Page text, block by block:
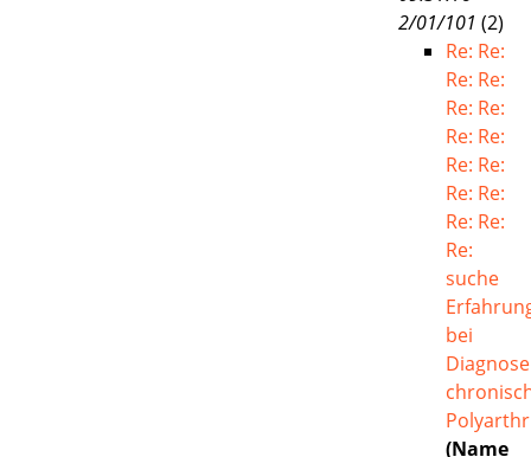
2/01/101 (2)
Re: Re:
Re: Re:
Re: Re:
Re: Re:
Re: Re:
Re: Re:
Re: Re:
Re:
suche
bei
Diagnose
(Name